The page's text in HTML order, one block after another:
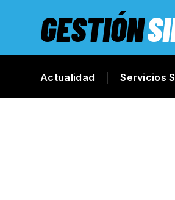
GESTIÓN
Actualidad Servicios